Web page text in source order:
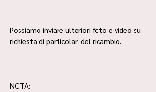
Possiamo inviare ulteriori foto e video su
richiesta di particolari del ricambio.
NOTA: